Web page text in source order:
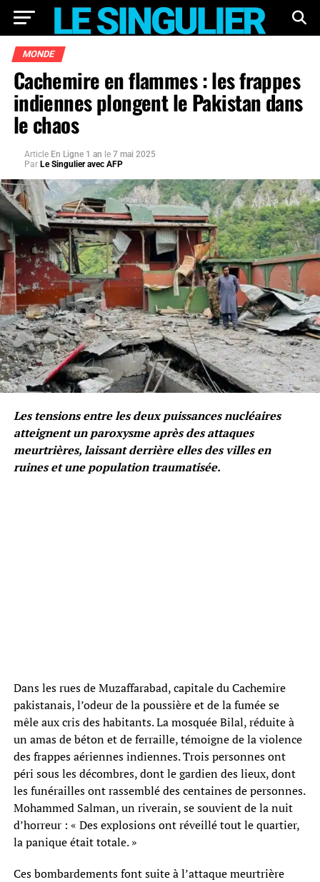
MONDE
Cachemire en flammes : les frappes
indiennes plongent le Pakistan dans
le chaos
Article En Ligne 1 an le 7 mai 2025
Par Le Singulier avec AFP
Les tensions entre les deux puissances nucléaires
atteignent un paroxysme après des attaques
meurtrières, laissant derrière elles des villes en
ruines et une population traumatisée.
Dans les rues de Muzaffarabad, capitale du Cachemire
pakistanais, l’odeur de la poussière et de la fumée se
mêle aux cris des habitants. La mosquée Bilal, réduite à
un amas de béton et de ferraille, témoigne de la violence
des frappes aériennes indiennes. Trois personnes ont
péri sous les décombres, dont le gardien des lieux, dont
les funérailles ont rassemblé des centaines de personnes.
Mohammed Salman, un riverain, se souvient de la nuit
d’horreur : « Des explosions ont réveillé tout le quartier,
la panique était totale. »
Ces bombardements font suite à l’attaque meurtrière